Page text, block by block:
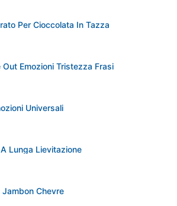
Per Cioccolata In Tazza
Out Emozioni Tristezza Frasi
Universali
Lunga Lievitazione
Jambon Chevre